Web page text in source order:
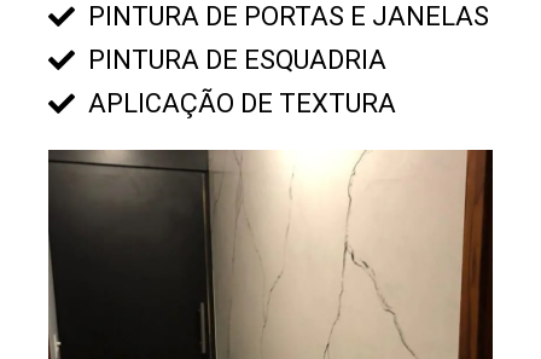
PINTURA DE PORTAS E JANELAS
PINTURA DE ESQUADRIA
APLICAÇÃO DE TEXTURA